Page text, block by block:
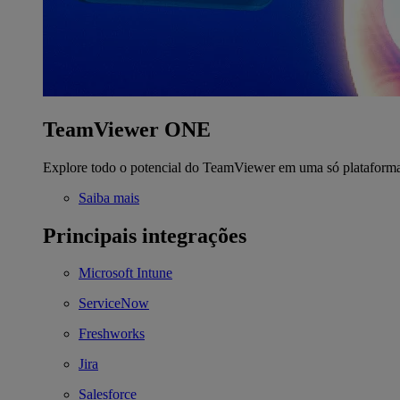
TeamViewer ONE
Explore todo o potencial do TeamViewer em uma só
Saiba mais
Principais integrações
Microsoft Intune
ServiceNow
Freshworks
Jira
Salesforce